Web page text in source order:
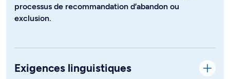
processus de recommandation d’abandon ou
exclusion.
Exigences linguistiques